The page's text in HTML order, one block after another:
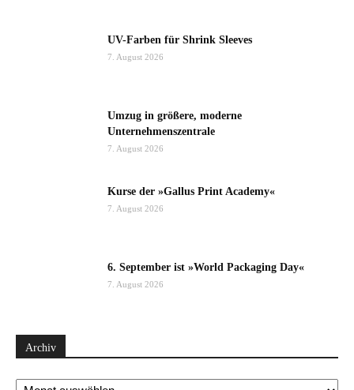
UV-Farben für Shrink Sleeves
7. August 2026
Umzug in größere, moderne
Unternehmenszentrale
7. August 2026
Kurse der »Gallus Print Academy«
7. August 2026
6. September ist »World Packaging Day«
7. August 2026
Archiv